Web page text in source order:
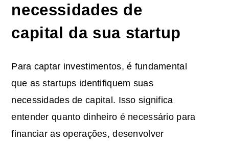
necessidades de
capital da sua startup
Para captar investimentos, é fundamental
que as startups identifiquem suas
necessidades de capital. Isso significa
entender quanto dinheiro é necessário para
financiar as operações, desenvolver